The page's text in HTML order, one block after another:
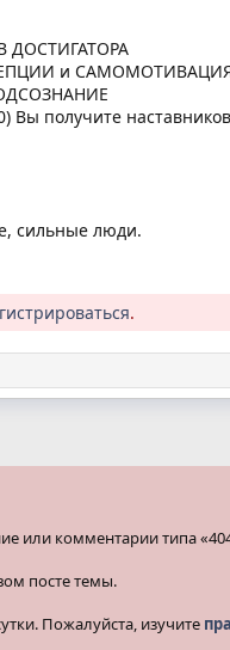
ДОСТИГАТОРА
и
получите
сильные люди.
.
или комментарии типа
посте темы.
Пожалуйста, изучите